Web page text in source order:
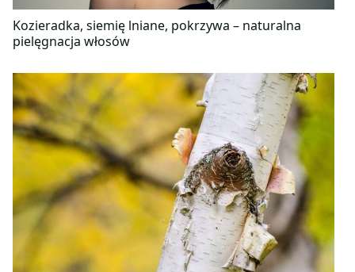
Kozieradka, siemię lniane, pokrzywa – naturalna
pielęgnacja włosów